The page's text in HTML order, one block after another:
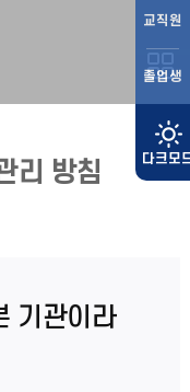
교직원
졸업생
리 방침
기관이라